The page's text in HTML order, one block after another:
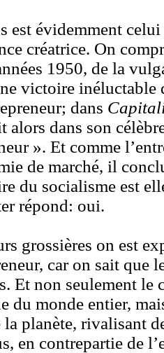
est évidemment
créatrice. On
1950, de la
victoire inéluctable
dans
alors dans son
». Et comme
de marché, il
du socialisme est
répond: oui.
grossières on est
car on sait que
Et non seulement le
du monde entier,
planète, rivalisant
en contrepartie de